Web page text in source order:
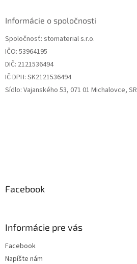
Informácie o spoločnosti
Spoločnosť: stomaterial s.r.o.
IČO: 53964195
DIČ: 2121536494
IČ DPH: SK2121536494
Sídlo: Vajanského 53, 071 01 Michalovce, SR
Facebook
Informácie pre vás
Facebook
Napíšte nám